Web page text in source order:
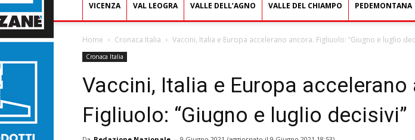
VICENZA VAL LEOGRA VALLE DELL’AGNO VALLE DEL CHIAMPO PEDEMONTANA
Home Cronaca Italia Vaccini, Italia e Europa accelerano ancora. Figliuolo: “Giugno e luglio
Cronaca Italia
Vaccini, Italia e Europa accelerano
Figliuolo: “Giugno e luglio decisivi”